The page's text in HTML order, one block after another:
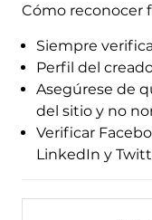
Cómo reconocer
Siempre
Perfil del
Asegúrese de
del sitio y no
Verificar
LinkedIn y